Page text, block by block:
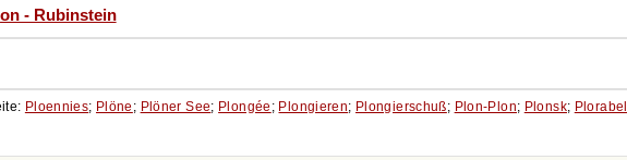
- Rubinstein
Ploennies; Plöne ; Plöner See; Plongée ; Plongieren; Plongierschuß; Plon-Plon; Plonsk; Plorabel